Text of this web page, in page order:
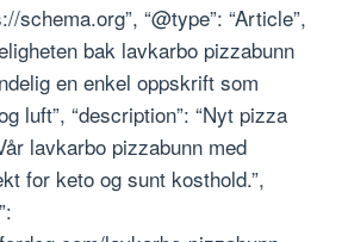
schema.org”, “@type”: “Article”,
bak lavkarbo pizzabunn
en enkel oppskrift som
luft”, “description”: “Nyt pizza
lavkarbo pizzabunn med
for keto og sunt kosthold.”,